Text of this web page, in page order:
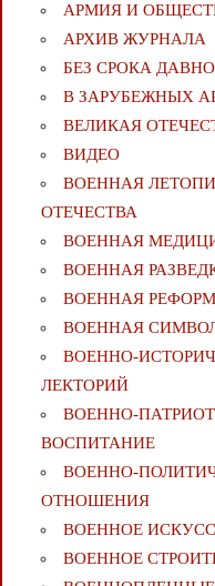
АРМИЯ И
АРХИВ ЖУРНАЛА
БЕЗ СРОКА
В ЗАРУБЕЖНЫХ
ВЕЛИКАЯ
ВИДЕО
ВОЕННАЯ
ОТЕЧЕСТВА
ВОЕННАЯ
ВОЕННАЯ
ВОЕННАЯ
ВОЕННАЯ
ВОЕННО-
ЛЕКТОРИЙ
ВОЕННО-
ВОСПИТАНИЕ
ВОЕННО-
ОТНОШЕНИЯ
ВОЕННОЕ
ВОЕННОЕ